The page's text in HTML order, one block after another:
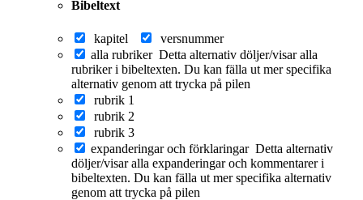
Bibeltext
kapitel
versnummer
alla rubriker Detta alternativ döljer/visar alla
rubriker i bibeltexten. Du kan fälla ut mer specifika
alternativ genom att trycka på pilen
rubrik 1
rubrik 2
rubrik 3
expanderingar och förklaringar Detta alternativ
döljer/visar alla expanderingar och kommentarer i
bibeltexten. Du kan fälla ut mer specifika alternativ
genom att trycka på pilen